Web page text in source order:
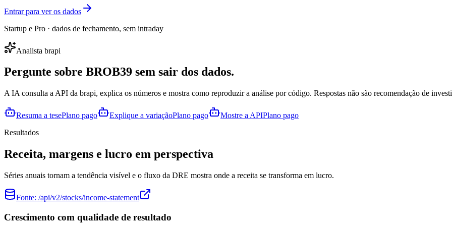
Entrar para ver os dados
Startup e Pro · dados de fechamento, sem intraday
Analista brapi
Pergunte sobre BROB39 sem sair dos dados.
A IA consulta a API da brapi, explica os números e mostra como reproduzir a análise por código. Respostas não são recomendação de
Resuma a tesePlano pago Explique a variaçãoPlano pago Mostre a APIPlano pago
Resultados
Receita, margens e lucro em perspectiva
Séries anuais tornam a tendência visível e o fluxo da DRE mostra onde a receita se transforma em lucro.
Fonte: /api/v2/stocks/income-statement
Crescimento com qualidade de resultado